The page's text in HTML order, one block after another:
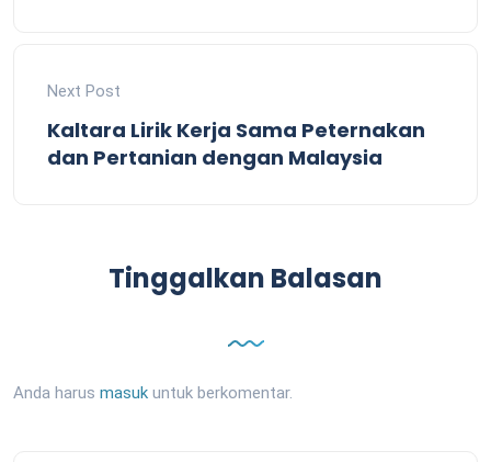
Next Post
Kaltara Lirik Kerja Sama Peternakan
dan Pertanian dengan Malaysia
Tinggalkan Balasan
Anda harus masuk untuk berkomentar.